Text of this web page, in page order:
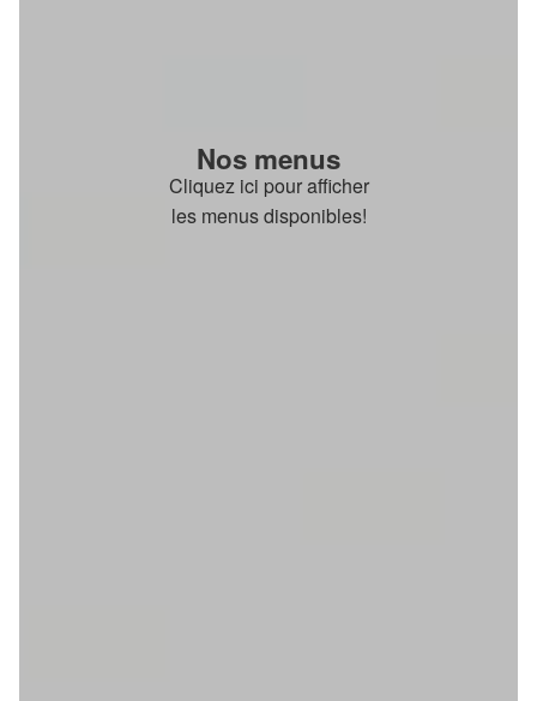
Nos menus
Cliquez ici pour afficher
les menus disponibles!